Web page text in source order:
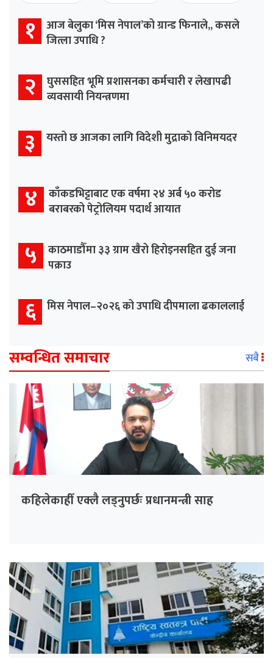
१ आज बेलुका ‘मिस नेपाल’को ग्रान्ड फिनाले,, कसले
जित्ला उपाधि ?
२ घुससहित भूमि प्रशासनका कर्मचारी र लेखापढी
व्यवसायी नियन्त्रणमा
३ यस्तो छ आजका लागि विदेशी मुद्राको विनिमयदर
४ काँकडभिट्टाबाट एक वर्षमा २४ अर्ब ५० करोड
बराबरको पेट्रोलियम पदार्थ आयात
५ काठमाडौँमा ३३ ग्राम खैरो हिरोइनसहित दुई जना
पक्राउ
६ मिस नेपाल–२०२६ को उपाधि दीपमाला ढकाललाई
सम्वन्धित समाचार सबै
कहिलेकाहीँ एक्लै लड्नुपर्छः प्रधानमन्त्री साह